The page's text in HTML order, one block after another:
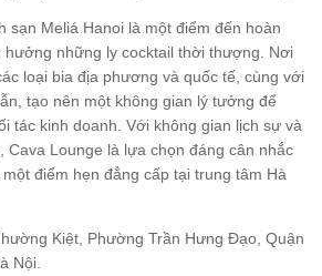
sạn Meliá Hanoi là một điểm đến hoàn
hưởng những ly cocktail thời thượng. Nơi
loại bia địa phương và quốc tế, cùng với
tạo nên một không gian lý tưởng để
tác kinh doanh. Với không gian lịch sự và
Cava Lounge là lựa chọn đáng cân nhắc
điểm hẹn đẳng cấp tại trung tâm Hà
Kiệt, Phường Trần Hưng Đạo, Quận
Nội.